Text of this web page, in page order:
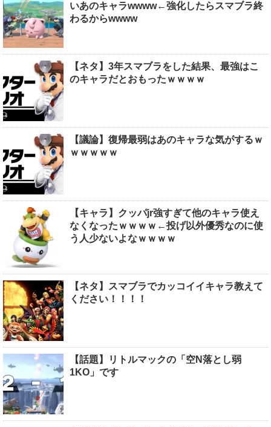
いあのキャラwwww←強化したらスマブラ終
わるからwwww
【ネタ】3年スマブラをした結果、最強はこ
のキャラだとおもったｗｗｗｗ
【議論】復帰最弱はあのキャラな気がするｗ
ｗｗｗｗｗ
【キャラ】クッパjr強すぎて他のキャラ使え
なくなったｗｗｗｗ←投げ以外優秀なのに使
う人少ないよなｗｗｗｗ
【ネタ】スマブラでカッコイイキャラ教えて
ください！！！！
【話題】リトルマックの「空N落とし弱
1KO」です